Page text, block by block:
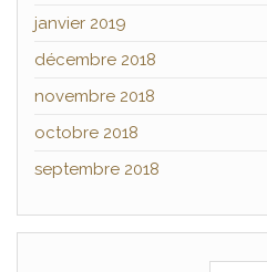
janvier 2019
décembre 2018
novembre 2018
octobre 2018
septembre 2018